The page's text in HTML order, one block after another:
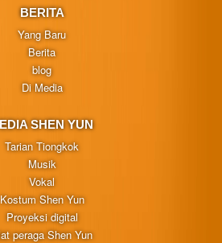
BERITA
Yang Baru
Berita
blog
Di Media
SHEN YUN
Tarian Tiongkok
Musik
Vokal
Kostum Shen Yun
Proyeksi digital
peraga Shen Yun